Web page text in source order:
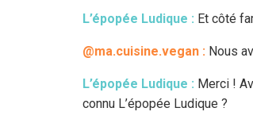
L’épopée Ludique : Et côté
@ma.cuisine.vegan : Nous
L’épopée Ludique : Merci !
connu L’épopée Ludique ?